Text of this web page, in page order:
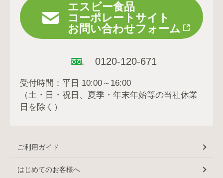
エスビー食品
コーポレートサイト
お問い合わせフォーム
0120-120-671
受付時間：平日 10:00～16:00
（土・日・祝日、夏季・年末年始等の当社休業
日を除く）
ご利用ガイド
はじめてのお客様へ